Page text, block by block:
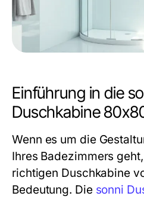
Einführung in die
Duschkabine
Wenn es um die
Ihres Badezimmers
richtigen Duschkabine
Bedeutung. Die sonni